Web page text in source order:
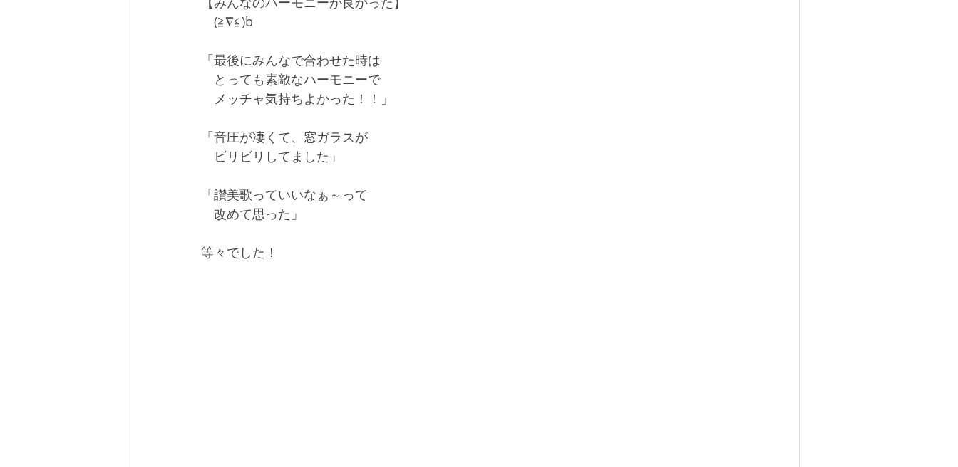
(≧∇≦)b
「最後にみんなで合わせた時は
とっても素敵なハーモニーで
メッチャ気持ちよかった！！」
「音圧が凄くて、窓ガラスが
ビリビリしてました」
「讃美歌っていいなぁ～って
改めて思った」
等々でした！